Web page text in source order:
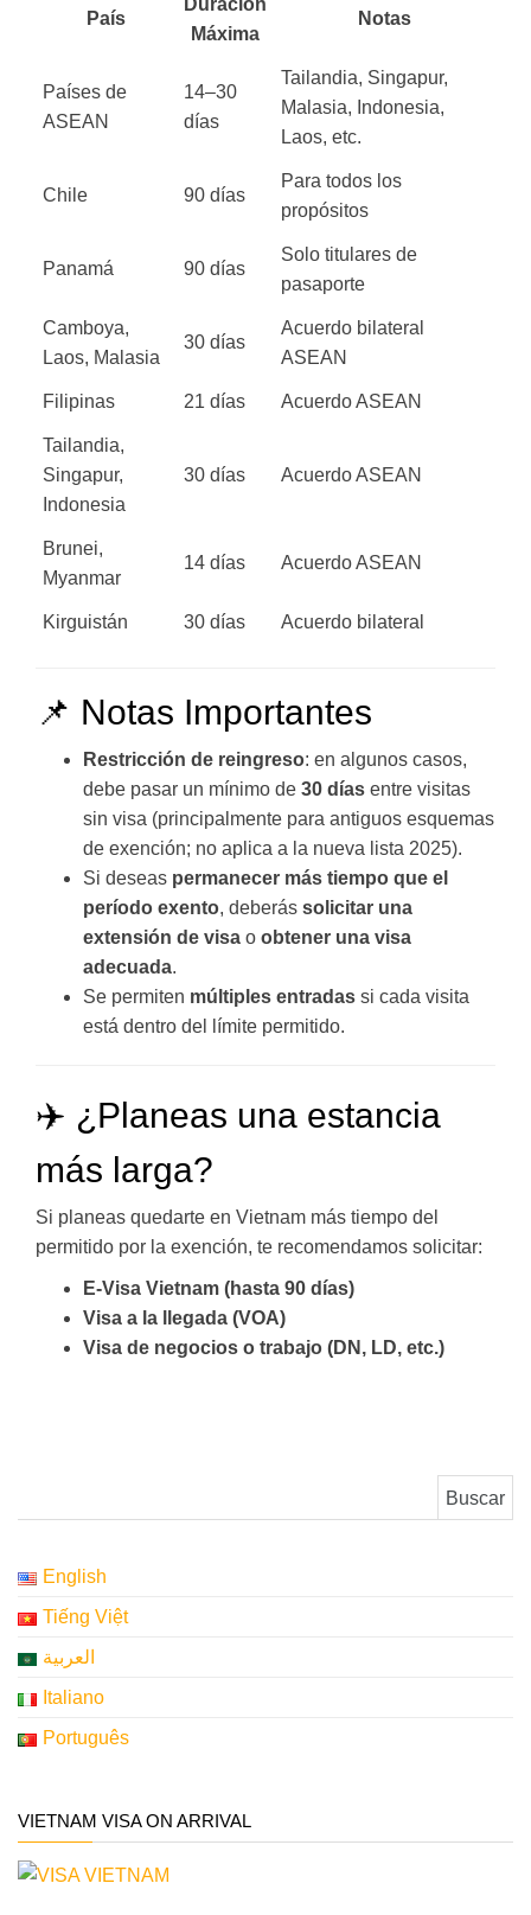
País
Duración
Máxima
Notas
Países de
ASEAN
14–30
días
Tailandia, Singapur,
Malasia, Indonesia,
Laos, etc.
Chile 90 días
Para todos los
propósitos
Panamá 90 días
Solo titulares de
pasaporte
Camboya,
Laos, Malasia
30 días
Acuerdo bilateral
ASEAN
Filipinas 21 días Acuerdo ASEAN
Tailandia,
Singapur,
Indonesia
30 días Acuerdo ASEAN
Brunei,
Myanmar
14 días Acuerdo ASEAN
Kirguistán 30 días Acuerdo bilateral
📌 Notas Importantes
Restricción de reingreso: en algunos casos,
debe pasar un mínimo de 30 días entre visitas
sin visa (principalmente para antiguos esquemas
de exención; no aplica a la nueva lista 2025).
Si deseas permanecer más tiempo que el
período exento, deberás solicitar una
extensión de visa o obtener una visa
adecuada.
Se permiten múltiples entradas si cada visita
está dentro del límite permitido.
✈️ ¿Planeas una estancia
más larga?
Si planeas quedarte en Vietnam más tiempo del
permitido por la exención, te recomendamos solicitar:
E-Visa Vietnam (hasta 90 días)
Visa a la llegada (VOA)
Visa de negocios o trabajo (DN, LD, etc.)
English
Tiếng Việt
العربية
Italiano
Português
VIETNAM VISA ON ARRIVAL